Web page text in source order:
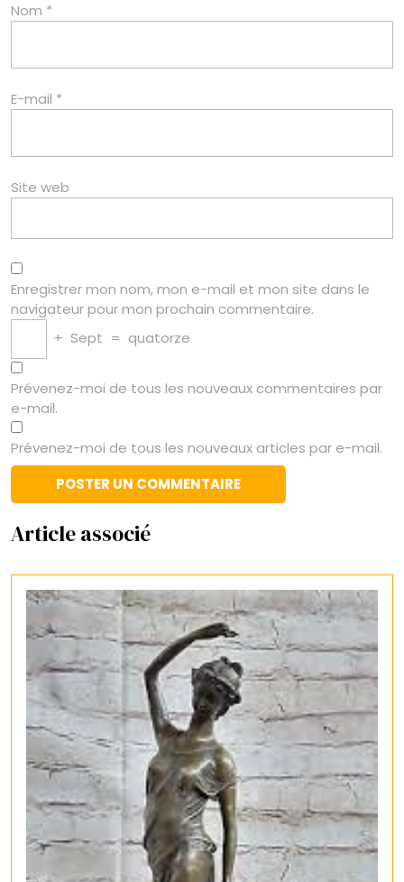
Nom *
E-mail *
Site web
Enregistrer mon nom, mon e-mail et mon site dans le
navigateur pour mon prochain commentaire.
+ Sept = quatorze
Prévenez-moi de tous les nouveaux commentaires par
e-mail.
Prévenez-moi de tous les nouveaux articles par e-mail.
Article associé